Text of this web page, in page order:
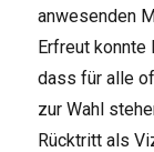
anwesenden
Erfreut konnte
dass für alle
zur Wahl
Rücktritt als